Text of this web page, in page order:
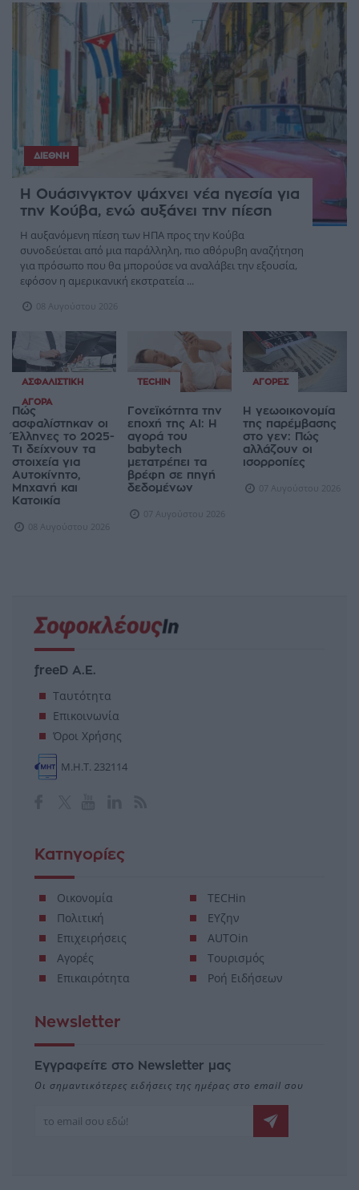
ΔΙΕΘΝΉ
Η Ουάσινγκτον ψάχνει νέα ηγεσία για
την Κούβα, ενώ αυξάνει την πίεση
Η αυξανόμενη πίεση των ΗΠΑ προς την Κούβα
συνοδεύεται από μια παράλληλη, πιο αθόρυβη αναζήτηση
για πρόσωπο που θα μπορούσε να αναλάβει την εξουσία,
εφόσον η αμερικανική εκστρατεία ...
08 Αυγούστου 2026
ΑΣΦΑΛΙΣΤΙΚΉ
ΑΓΟΡΆ
Πώς
ασφαλίστηκαν οι
Έλληνες το 2025-
Τι δείχνουν τα
στοιχεία για
Αυτοκίνητο,
Μηχανή και
Κατοικία
08 Αυγούστου 2026
TECHIN
Γονεϊκότητα την
εποχή της AI: Η
αγορά του
babytech
μετατρέπει τα
βρέφη σε πηγή
δεδομένων
07 Αυγούστου 2026
ΑΓΟΡΈΣ
Η γεωοικονομία
της παρέμβασης
στο γεν: Πώς
αλλάζουν οι
ισορροπίες
07 Αυγούστου 2026
freeD Α.Ε.
Ταυτότητα
Επικοινωνία
Όροι Χρήσης
Μ.Η.Τ. 232114
Κατηγορίες
Οικονομία
Πολιτική
Επιχειρήσεις
Αγορές
Επικαιρότητα
TECHin
ΕΥζην
AUTOin
Τουρισμός
Ροή Ειδήσεων
Newsletter
Εγγραφείτε στο Newsletter μας
Οι σημαντικότερες ειδήσεις της ημέρας στο email σου